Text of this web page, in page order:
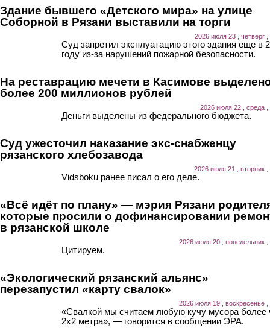
Здание бывшего «Детского мира» на улице
Соборной в Рязани выставили на торги
2026 июля 23 , четверг ,
Суд запретил эксплуатацию этого здания еще в
году из-за нарушений пожарной безопасности.
На реставрацию мечети в Касимове
более 200 миллионов рублей
2026 июля 22 , среда ,
Деньги выделены из федерального бюджета.
Суд ужесточил наказание экс-снабженцу
рязанского хлебозавода
2026 июля 21 , вторник ,
Vidsboku ранее писал о его деле.
«Всё идёт по плану» — мэрия Рязани
которые просили о дофинансировании
в рязанской школе
2026 июля 20 , понедельник ,
Цитируем.
«Экологический рязанский альянс»
перезапустил «карту свалок»
2026 июля 19 , воскресенье ,
«Свалкой мы считаем любую кучу мусора более
2х2 метра», — говорится в сообщении ЭРА.